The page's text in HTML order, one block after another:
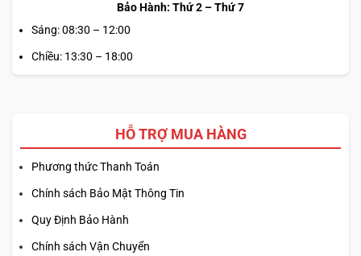
Bảo Hành: Thứ 2 – Thứ 7
Sáng: 08:30 – 12:00
Chiều: 13:30 – 18:00
HỖ TRỢ MUA HÀNG
Phương thức Thanh Toán
Chính sách Bảo Mật Thông Tin
Quy Định Bảo Hành
Chính sách Vận Chuyển